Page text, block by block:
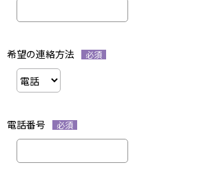
希望の連絡方法 必須
電話番号 必須